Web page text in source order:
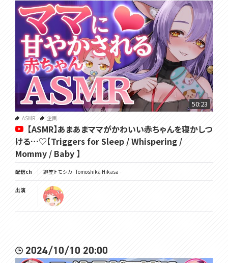
50:23
ASMR 企画
【ASMR】あまあまママがかわいい赤ちゃんを寝かしつ
ける…♡【Triggers for Sleep / Whispering /
Mommy / Baby 】
配信ch 緋笠トモシカ - Tomoshika Hikasa -
出演
2024/10/10 20:00